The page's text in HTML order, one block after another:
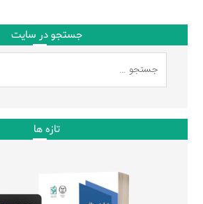
جستجو در سایت
تازه ها